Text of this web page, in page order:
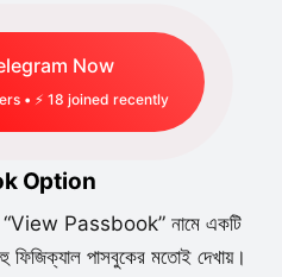
Now
• ⚡ 18 joined recently
Option
“View Passbook” নামে একটি
ফিজিক্যাল পাসবুকের মতোই দেখায়।